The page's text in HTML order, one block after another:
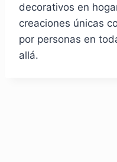
decorativos en
creaciones únicas
por personas en
allá.